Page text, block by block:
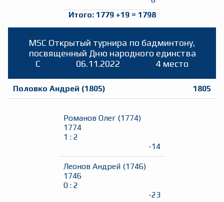
Итого: 1779 +19= 1798
MSC Открытый турнира по бадминтону,
посвященный Дню народного единства
C
06.11.2022 4 место
Половко Андрей (1805) 1805
Романов Олег (1774)
1774
1 : 2
-14
Леонов Андрей (1746)
1746
0 : 2
-23